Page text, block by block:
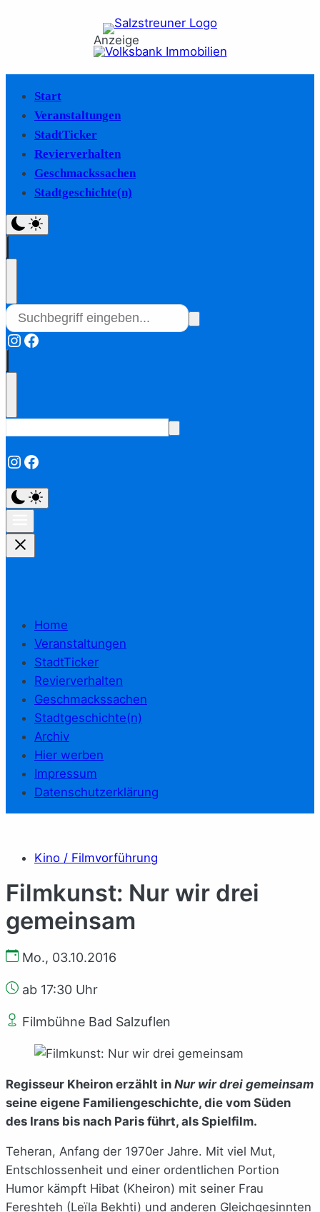
Anzeige
Start
Veranstaltungen
StadtTicker
Revierverhalten
Geschmackssachen
Stadtgeschichte(n)
Instagram
Facebook
Instagram
Facebook
Home
Veranstaltungen
StadtTicker
Revierverhalten
Geschmackssachen
Stadtgeschichte(n)
Archiv
Hier werben
Impressum
Datenschutzerklärung
Kino / Filmvorführung
Filmkunst: Nur wir drei
gemeinsam
Mo., 03.10.2016
ab 17:30 Uhr
Filmbühne Bad Salzuflen
Regisseur Kheiron erzählt in Nur wir drei gemeinsam
seine eigene Familiengeschichte, die vom Süden
des Irans bis nach Paris führt, als Spielfilm.
Teheran, Anfang der 1970er Jahre. Mit viel Mut,
Entschlossenheit und einer ordentlichen Portion
Humor kämpft Hibat (Kheiron) mit seiner Frau
Fereshteh (Leïla Bekhti) und anderen Gleichgesinnten